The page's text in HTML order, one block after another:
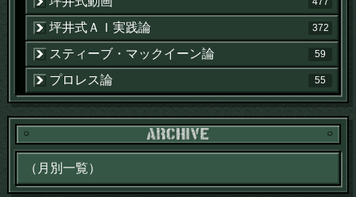
坪井式ＡＩ実践論 372
スティーブ・マックイーン論 59
プロレス論 55